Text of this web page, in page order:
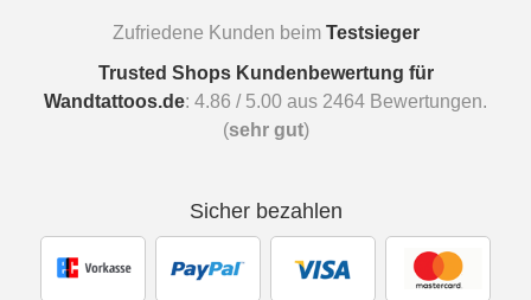
Zufriedene Kunden beim Testsieger
Trusted Shops Kundenbewertung für
Wandtattoos.de: 4.86 / 5.00 aus 2464 Bewertungen.
(sehr gut)
Sicher bezahlen